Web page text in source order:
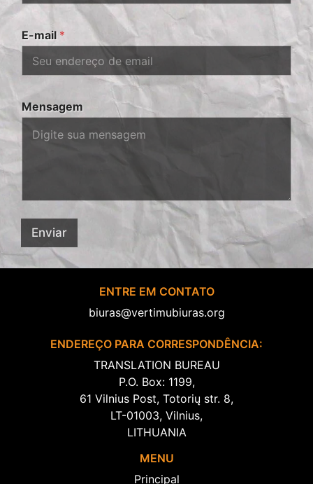
E-mail *
Mensagem
Enviar
ENTRE EM CONTATO
biuras@vertimubiuras.org
ENDEREÇO PARA CORRESPONDÊNCIA:
TRANSLATION BUREAU
P.O. Box: 1199,
61 Vilnius Post, Totorių str. 8,
LT-01003, Vilnius,
LITHUANIA
MENU
Principal